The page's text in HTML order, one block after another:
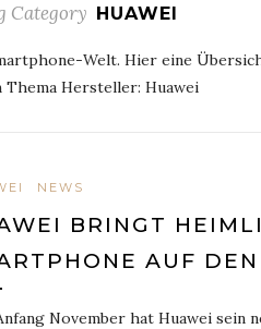
Category HUAWEI
Welt. Hier eine
Thema Hersteller: Huawei
NEWS
BRINGT
AUF
November hat Huawei sein